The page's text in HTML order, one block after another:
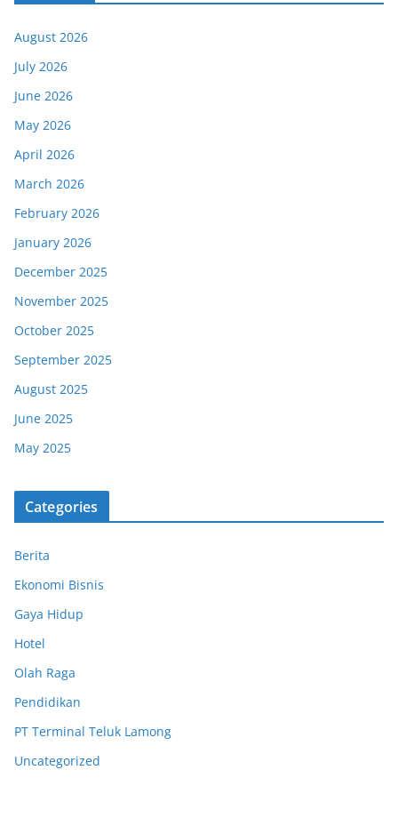
August 2026
July 2026
June 2026
May 2026
April 2026
March 2026
February 2026
January 2026
December 2025
November 2025
October 2025
September 2025
August 2025
June 2025
May 2025
Categories
Berita
Ekonomi Bisnis
Gaya Hidup
Hotel
Olah Raga
Pendidikan
PT Terminal Teluk Lamong
Uncategorized